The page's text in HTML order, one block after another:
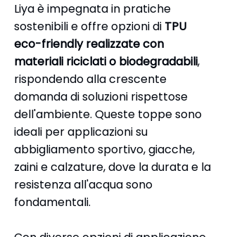
Liya è impegnata in pratiche
sostenibili e offre opzioni di TPU
eco-friendly realizzate con
materiali riciclati o biodegradabili,
rispondendo alla crescente
domanda di soluzioni rispettose
dell'ambiente. Queste toppe sono
ideali per applicazioni su
abbigliamento sportivo, giacche,
zaini e calzature, dove la durata e la
resistenza all'acqua sono
fondamentali.